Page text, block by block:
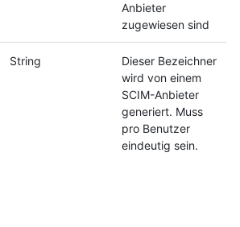
Anbieter
zugewiesen sind
String
Dieser Bezeichner
wird von einem
SCIM-Anbieter
generiert. Muss
pro Benutzer
eindeutig sein.